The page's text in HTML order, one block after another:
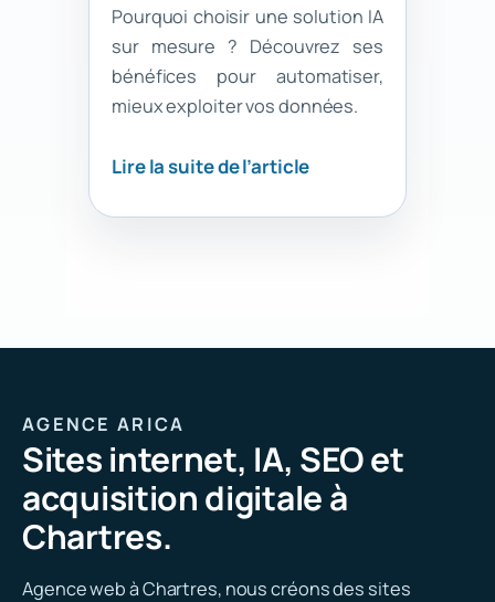
Pourquoi choisir une solution IA
sur mesure ? Découvrez ses
bénéfices pour automatiser,
mieux exploiter vos données.
Lire la suite de l’article
AGENCE ARICA
Sites internet, IA, SEO et
acquisition digitale à
Chartres.
Agence web à Chartres, nous créons des sites